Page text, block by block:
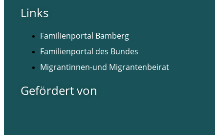
Links
Familienportal Bamberg
Familienportal des Bundes
Migrantinnen-und Migrantenbeirat
Gefördert von